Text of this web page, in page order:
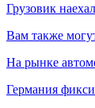
Грузовик
Вам также
На рынке
Германия